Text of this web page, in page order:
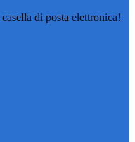
di posta elettronica!